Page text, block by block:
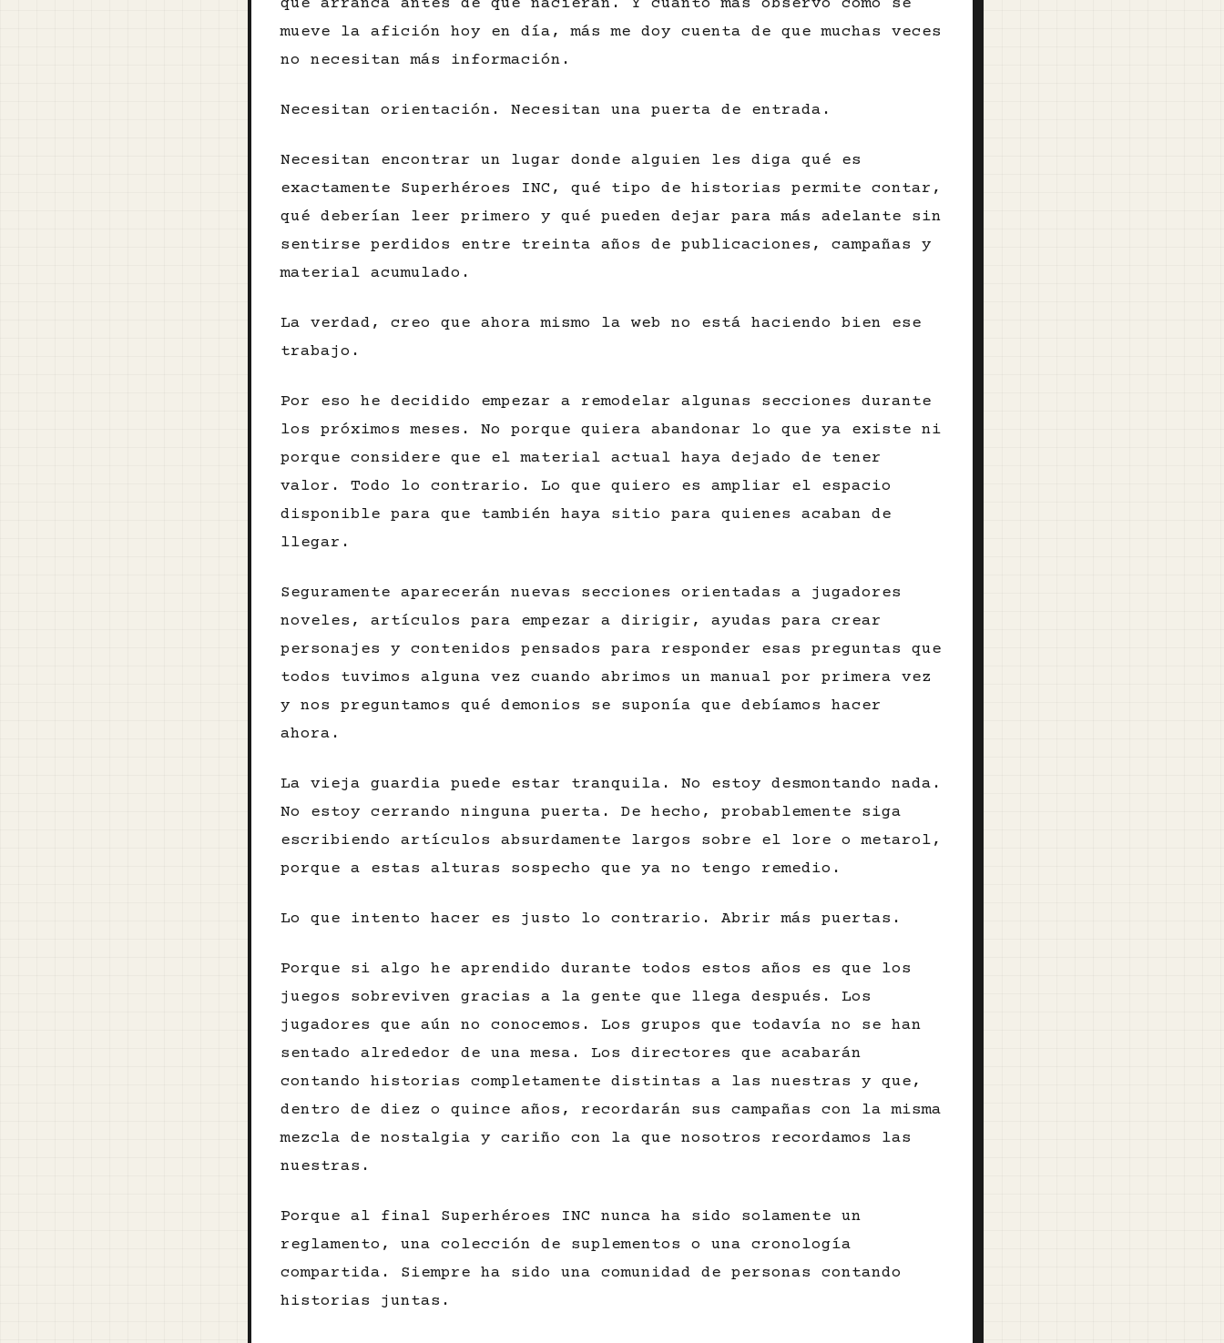
que arranca antes de que nacieran. Y cuanto más observo cómo se
mueve la afición hoy en día, más me doy cuenta de que muchas veces
no necesitan más información.
Necesitan orientación. Necesitan una puerta de entrada.
Necesitan encontrar un lugar donde alguien les diga qué es
exactamente Superhéroes INC, qué tipo de historias permite contar,
qué deberían leer primero y qué pueden dejar para más adelante sin
sentirse perdidos entre treinta años de publicaciones, campañas y
material acumulado.
La verdad, creo que ahora mismo la web no está haciendo bien ese
trabajo.
Por eso he decidido empezar a remodelar algunas secciones durante
los próximos meses. No porque quiera abandonar lo que ya existe ni
porque considere que el material actual haya dejado de tener
valor. Todo lo contrario. Lo que quiero es ampliar el espacio
disponible para que también haya sitio para quienes acaban de
llegar.
Seguramente aparecerán nuevas secciones orientadas a jugadores
noveles, artículos para empezar a dirigir, ayudas para crear
personajes y contenidos pensados para responder esas preguntas que
todos tuvimos alguna vez cuando abrimos un manual por primera vez
y nos preguntamos qué demonios se suponía que debíamos hacer
ahora.
La vieja guardia puede estar tranquila. No estoy desmontando nada.
No estoy cerrando ninguna puerta. De hecho, probablemente siga
escribiendo artículos absurdamente largos sobre el lore o metarol,
porque a estas alturas sospecho que ya no tengo remedio.
Lo que intento hacer es justo lo contrario. Abrir más puertas.
Porque si algo he aprendido durante todos estos años es que los
juegos sobreviven gracias a la gente que llega después. Los
jugadores que aún no conocemos. Los grupos que todavía no se han
sentado alrededor de una mesa. Los directores que acabarán
contando historias completamente distintas a las nuestras y que,
dentro de diez o quince años, recordarán sus campañas con la misma
mezcla de nostalgia y cariño con la que nosotros recordamos las
nuestras.
Porque al final Superhéroes INC nunca ha sido solamente un
reglamento, una colección de suplementos o una cronología
compartida. Siempre ha sido una comunidad de personas contando
historias juntas.